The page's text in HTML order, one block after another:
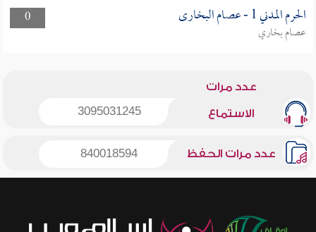
0
الحرم المدني 1 - عصام البخارى
عصام بخاري
عدد مرات
الاستماع 3095031245
عدد مرات الحفظ 840018594